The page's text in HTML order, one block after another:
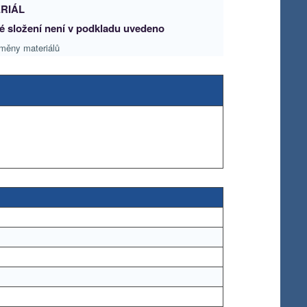
složení není v podkladu uvedeno
materiálů